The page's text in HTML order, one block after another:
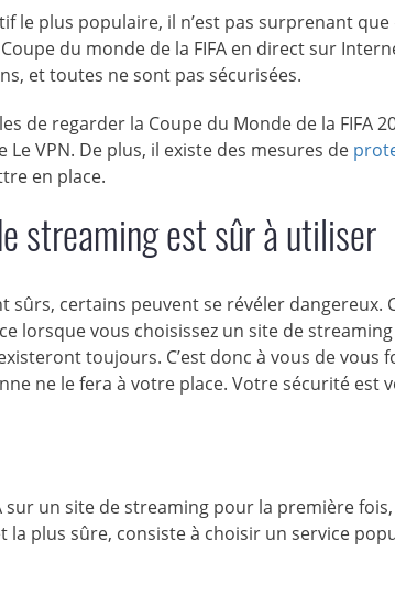
le plus populaire, il n’est pas surprenant que
du monde de la FIFA en direct sur
et toutes ne sont pas sécurisées.
de regarder la Coupe du Monde de la FIFA
VPN. De plus, il existe des mesures de
en place.
streaming est sûr à utiliser
certains peuvent se révéler dangereux.
lorsque vous choisissez un site de
toujours. C’est donc à vous de vous
ne le fera à votre place. Votre sécurité est
sur un site de streaming pour la première fois,
plus sûre, consiste à choisir un service